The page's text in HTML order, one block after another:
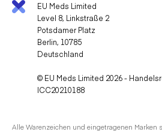
EU Meds Limited
Level 8, Linkstraße 2
Potsdamer Platz
Berlin, 10785
Deutschland
© EU Meds Limited 2026 -
ICC20210188
Alle Warenzeichen und eingetragenen Marken